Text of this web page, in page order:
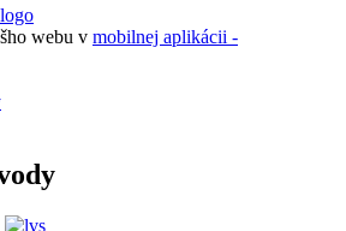
webu v mobilnej aplikácii -